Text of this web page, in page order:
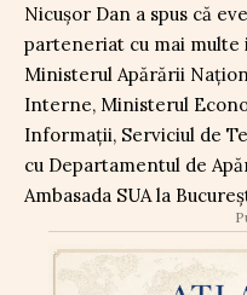
Nicușor Dan a spus că
parteneriat cu mai
Ministerul Apărării
Interne, Ministerul
Informații, Serviciul de
cu Departamentul de
Ambasada SUA la